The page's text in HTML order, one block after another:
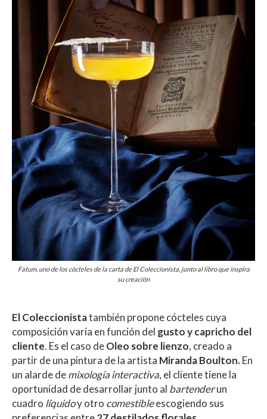
Fatum, uno de los cócteles de la carta de El Coleccionista, junto al libro que inspira
su creación
El Coleccionistatambién propone cócteles cuya
composición varía en función del gusto y capricho del
cliente. Es el caso deOleo sobre lienzo, creado a
partir de una pintura de la artista Miranda Boulton.En
un alarde demixología interactiva, el cliente tiene la
oportunidad de desarrollar junto al bartenderun
cuadro líquidoy otro comestibleescogiendo sus